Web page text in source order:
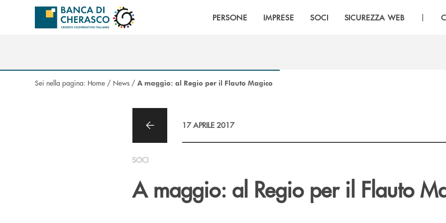
Salta al contenuto principale
PERSONE IMPRESE SOCI SICUREZZA WEB |
Sei nella pagina: Home / News / A maggio: al Regio per il Flauto Magico
17 APRILE 2017
SOCI
A maggio: al Regio per il Flauto